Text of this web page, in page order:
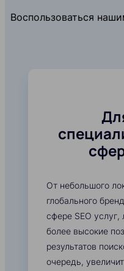
Воспользоваться
От небольшого
глобального
сфере SEO услуг,
более высокие
результатов
очередь,